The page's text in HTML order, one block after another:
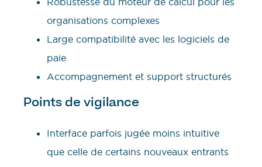
organisations complexes
Large compatibilité avec les logiciels de
paie
Accompagnement et support structurés
Points de vigilance
Interface parfois jugée moins intuitive
que celle de certains nouveaux entrants